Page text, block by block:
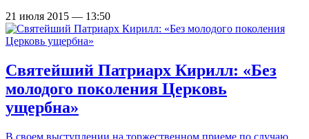
21 июля 2015 — 13:50
Святейший Патриарх Кирилл: «Без
молодого поколения Церковь
ущербна»